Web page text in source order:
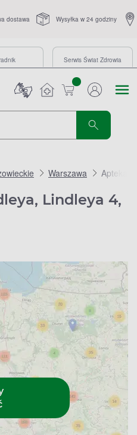
dostawa Wysyłka w 24 godziny
Serwis Świat Zdrowia
sztuk
Warszawa Apteka
Lindleya 4,